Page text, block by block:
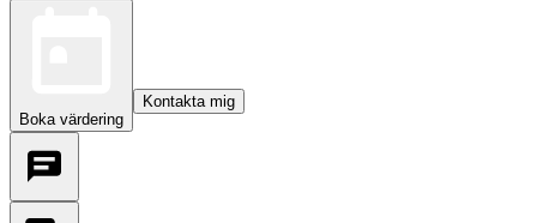
Boka värdering
Kontakta mig